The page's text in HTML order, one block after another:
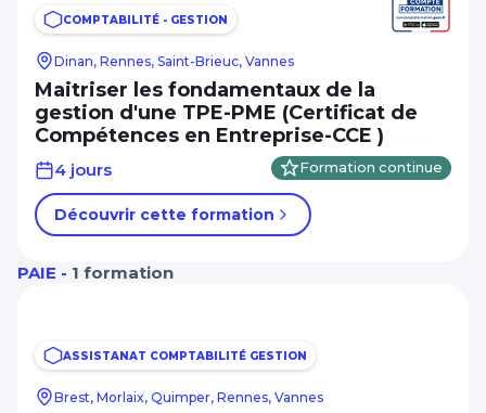
COMPTABILITÉ - GESTION
Dinan, Rennes, Saint-Brieuc, Vannes
Maitriser les fondamentaux de la
gestion d'une TPE-PME (Certificat de
Compétences en Entreprise-CCE )
4 jours Formation continue
Découvrir cette formation
PAIE - 1 formation
ASSISTANAT COMPTABILITÉ GESTION
Brest, Morlaix, Quimper, Rennes, Vannes